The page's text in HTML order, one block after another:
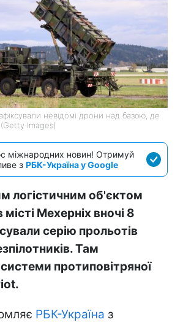
невідомі дрони над базою, де
Images)
міжнародних новин! Отримуй
з РБК-Україна у Google
логістичним об'єктом
Мехерніх вночі 8
серію прольотів
Там
протиповітряної
РБК-Україна з